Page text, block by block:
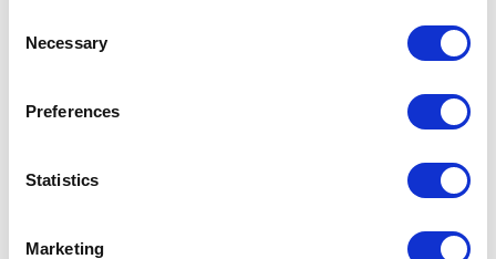
Selection
Necessary
Preferences
Statistics
Marketing
idealen Komfort.